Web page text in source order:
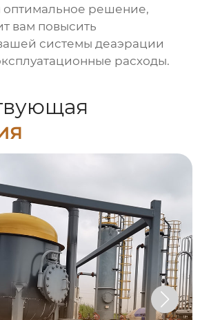
оптимальное решение,
вам повысить
системыдеаэрации
расходы.